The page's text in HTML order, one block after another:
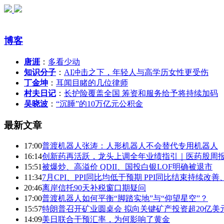
博客
唐涯 ： 多看少动
知识分子 ： AI冲击之下，年轻人与高学历女性更受伤
丁金坤 ： 耳闻目睹的几位律师
村夫日记 ： 长护险覆盖全国 筹资和服务给予将持续加码
吴晓波 ： “沉睡”的10万亿元公积金
最新文章
17:00普渡机器人张涛：人形机器人不会替代专用机器人
16:14创新药再活跃，龙头上调全年业绩指引｜医药股周
15:51被爆炒、高溢价 QDII、国投白银LOF明确被退市
11:347月CPI、PPI同比均低于预期 PPI同比结束持续改善
20:46离岸信托90天补税窗口期疑问
17:00普渡机器人如何平衡“脚踏实地”与“仰望星空”？
15:57特朗普召开矿业圆桌会 拟向关键矿产投资超20亿美
14:09美日联合干预汇率，为何影响了黄金